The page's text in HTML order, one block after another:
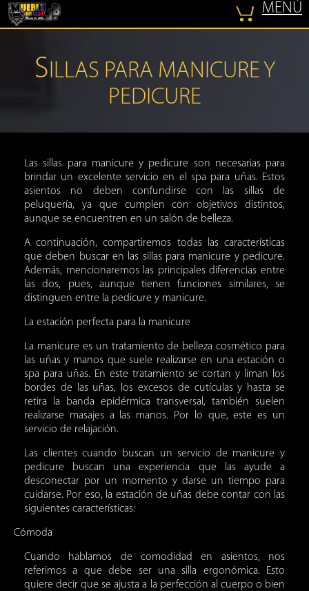
MENÚ
SILLAS PARA MANICURE Y
PEDICURE
Lassillas para manicure y pedicure son necesarias para
brindar un excelente servicio en el spa para uñas. Estos
asientos no deben confundirse con las sillas de
peluquería, ya que cumplen con objetivos distintos,
aunque se encuentren en un salón de belleza.
A continuación, compartiremos todas las características
que deben buscar en las sillas para manicure y pedicure.
Además, mencionaremos las principales diferencias entre
las dos, pues, aunque tienen funciones similares, se
distinguen entre la pedicure y manicure.
La estación perfecta para la manicure
La manicure es un tratamiento de belleza cosmético para
las uñas y manos que suele realizarse en una estación o
spa para uñas. En este tratamiento se cortan y liman los
bordes de las uñas, los excesos de cutículas y hasta se
retira la banda epidérmica transversal, también suelen
realizarse masajes a las manos. Por lo que, este es un
servicio de relajación.
Las clientes cuando buscan un servicio de manicure y
pedicure buscan una experiencia que las ayude a
desconectar por un momento y darse un tiempo para
cuidarse. Por eso, la estación de uñas debe contar con las
siguientes características:
Cómoda
Cuando hablamos de comodidad en asientos, nos
referimos a que debe ser una silla ergonómica. Esto
quiere decir que se ajusta a la perfección al cuerpo o bien